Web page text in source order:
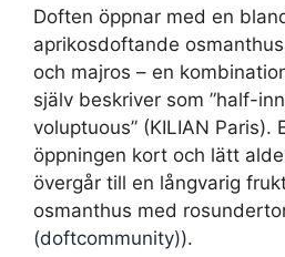
Doften öppnar med en
aprikosdoftande
och majros – en
själv beskriver som ”half-
voluptuous” (KILIAN Paris).
öppningen kort och lätt
övergår till en långvarig
osmanthus med
(doftcommunity)).